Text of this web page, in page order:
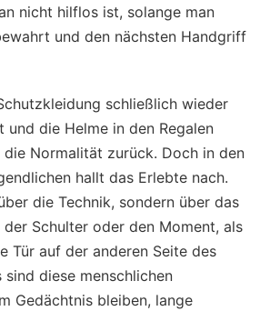
nicht hilflos ist, solange man
und den nächsten Handgriff
schließlich wieder
und die Helme in den Regalen
Normalität zurück. Doch in den
hallt das Erlebte nach.
die Technik, sondern über das
Schulter oder den Moment, als
Tür auf der anderen Seite des
sind diese menschlichen
Gedächtnis bleiben, lange